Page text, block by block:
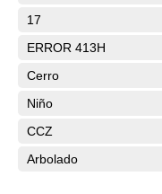
17
ERROR 413H
Cerro
Niño
CCZ
Arbolado